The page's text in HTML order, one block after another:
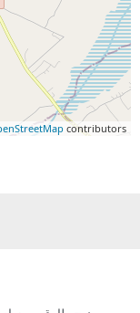
contributors